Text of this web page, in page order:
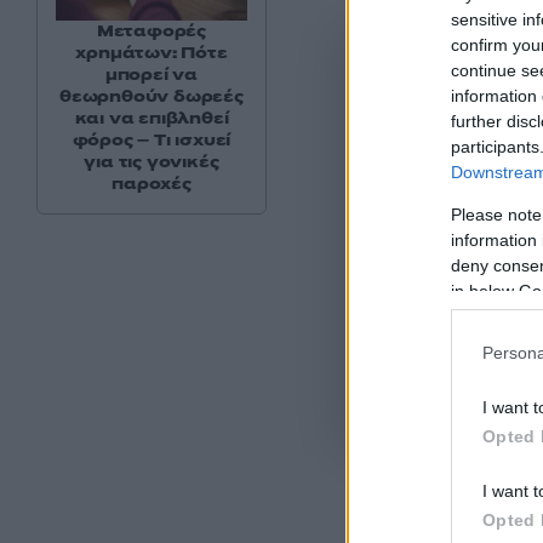
sensitive
confirm
continue
information
further
Please
information
deny
in below
I want
Opted
I want
Opted
. Το site
Μεταφορές
χρημάτων: Πότε
μπορεί να
θεωρηθούν δωρεές
και να επιβληθεί
φόρος – Τι ισχυεί
για τις γονικές
παροχές